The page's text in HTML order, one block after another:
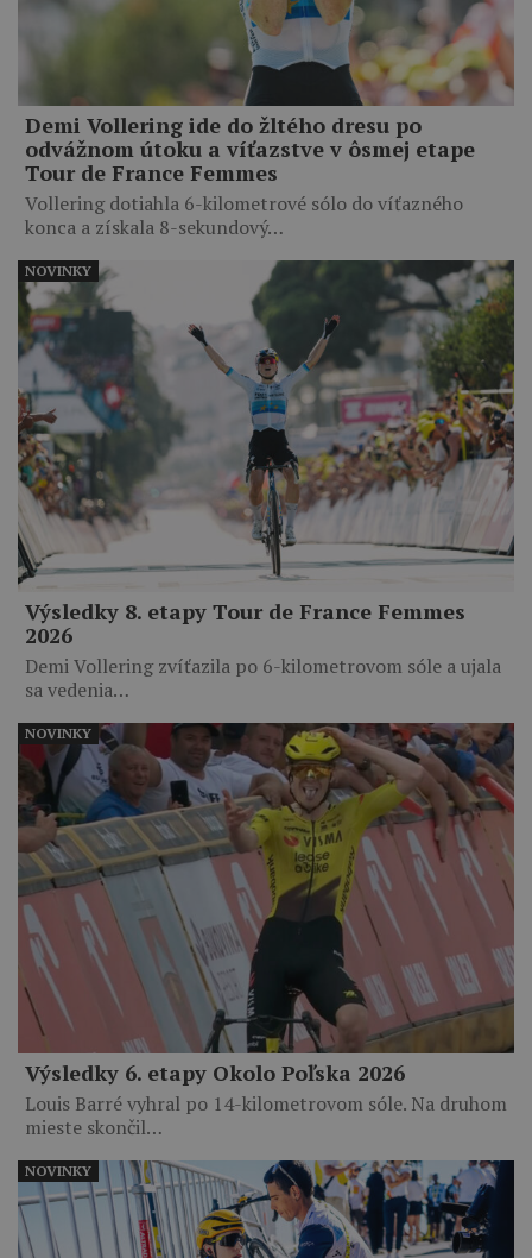
Demi Vollering ide do žltého dresu po
odvážnom útoku a víťazstve v ôsmej etape
Tour de France Femmes
Vollering dotiahla 6-kilometrové sólo do víťazného
konca a získala 8-sekundový…
Výsledky 8. etapy Tour de France Femmes
2026
Demi Vollering zvíťazila po 6-kilometrovom sóle a ujala
sa vedenia…
NOVINKY
Výsledky 6. etapy Okolo Poľska 2026
Louis Barré vyhral po 14-kilometrovom sóle. Na druhom
mieste skončil…
NOVINKY
NOVINKY